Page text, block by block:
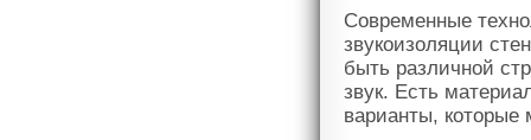
Современные
звукоизоляции
быть различной
звук. Есть
варианты,